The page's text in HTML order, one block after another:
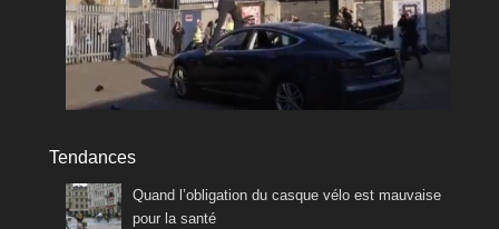
Tendances
Quand l’obligation du casque vélo est mauvaise
pour la santé